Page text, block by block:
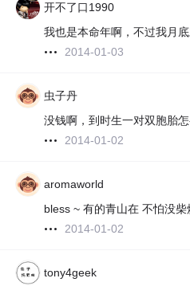
开不了口1990
我也是本命年啊，不过我月
2014-01-03
虫子丹
没钱啊，到时生一对双胞胎
2014-01-02
aromaworld
bless ~ 有的青山在 不怕没柴
2014-01-02
tony4geek